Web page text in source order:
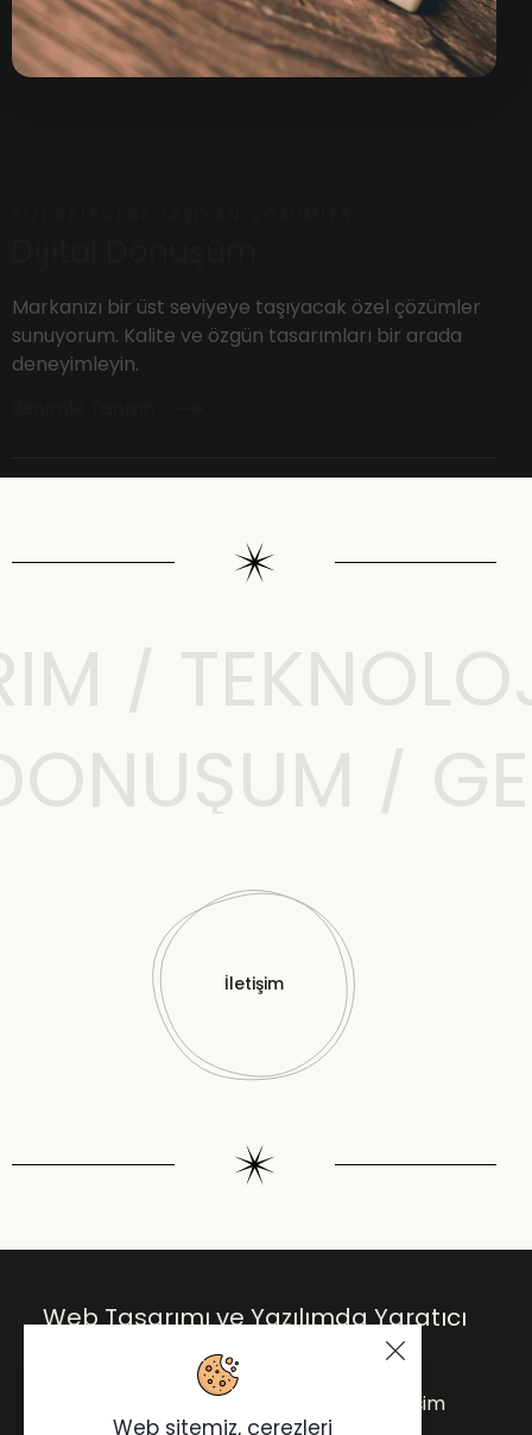
Markanızı bir üst seviyeye taşıyacak özel çözümler
sunuyorum. Kalite ve özgün tasarımları bir arada
deneyimleyin.
İletişim
Web Tasarımı ve Yazılımda Yaratıcı
Çözümler.
Blog İletişim
Web sitemiz, çerezleri